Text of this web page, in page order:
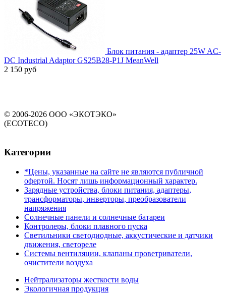
Блок питания - адаптер 25W AC-
DC Industrial Adaptor GS25B28-P1J MeanWell
2 150 руб
© 2006-2026 ООО «ЭКОТЭКО»
(ECOTECO)
Категории
*Цены, указанные на сайте не являются публичной
офертой. Носят лишь информационный характер.
Зарядные устройства, блоки питания, адаптеры,
трансформаторы, инверторы, преобразователи
напряжения
Солнечные панели и солнечные батареи
Контролеры, блоки плавного пуска
Светильники светодиодные, аккустические и датчики
движения, светореле
Системы вентиляции, клапаны проветриватели,
очистители воздуха
Нейтрализаторы жесткости воды
Экологичная продукция